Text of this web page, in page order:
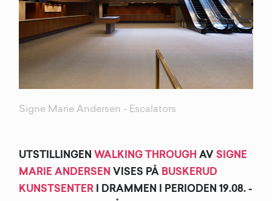
Signe Marie Andersen - Escalators
UTSTILLINGEN WALKING THROUGH AVSIGNE
MARIE ANDERSEN VISES PÅ BUSKERUD
KUNSTSENTER I DRAMMEN I PERIODEN 19.08. -